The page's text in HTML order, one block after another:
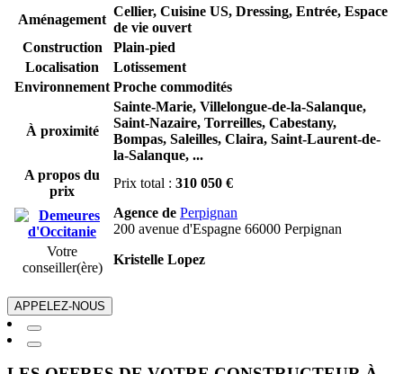
Aménagement
Cellier, Cuisine US, Dressing, Entrée, Espace
de vie ouvert
Construction
Plain-pied
Localisation
Lotissement
Environnement Proche commodités
À proximité
Sainte-Marie, Villelongue-de-la-Salanque,
Saint-Nazaire, Torreilles, Cabestany,
Bompas, Saleilles, Claira, Saint-Laurent-de-
la-Salanque, ...
A propos du
prix
Prix total : 310 050 €
Agence de Perpignan
200 avenue d'Espagne 66000 Perpignan
Votre
conseiller(ère)
Kristelle Lopez
APPELEZ-NOUS